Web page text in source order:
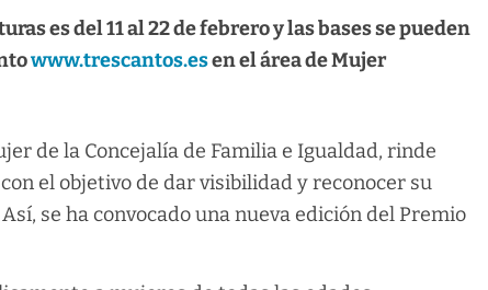
es del 11 al 22 de febrero y las bases se pueden
www.trescantos.esen el área de Mujer
de la Concejalía de Familia e Igualdad, rinde
el objetivo de dar visibilidad y reconocer su
se ha convocado una nueva edición del Premio